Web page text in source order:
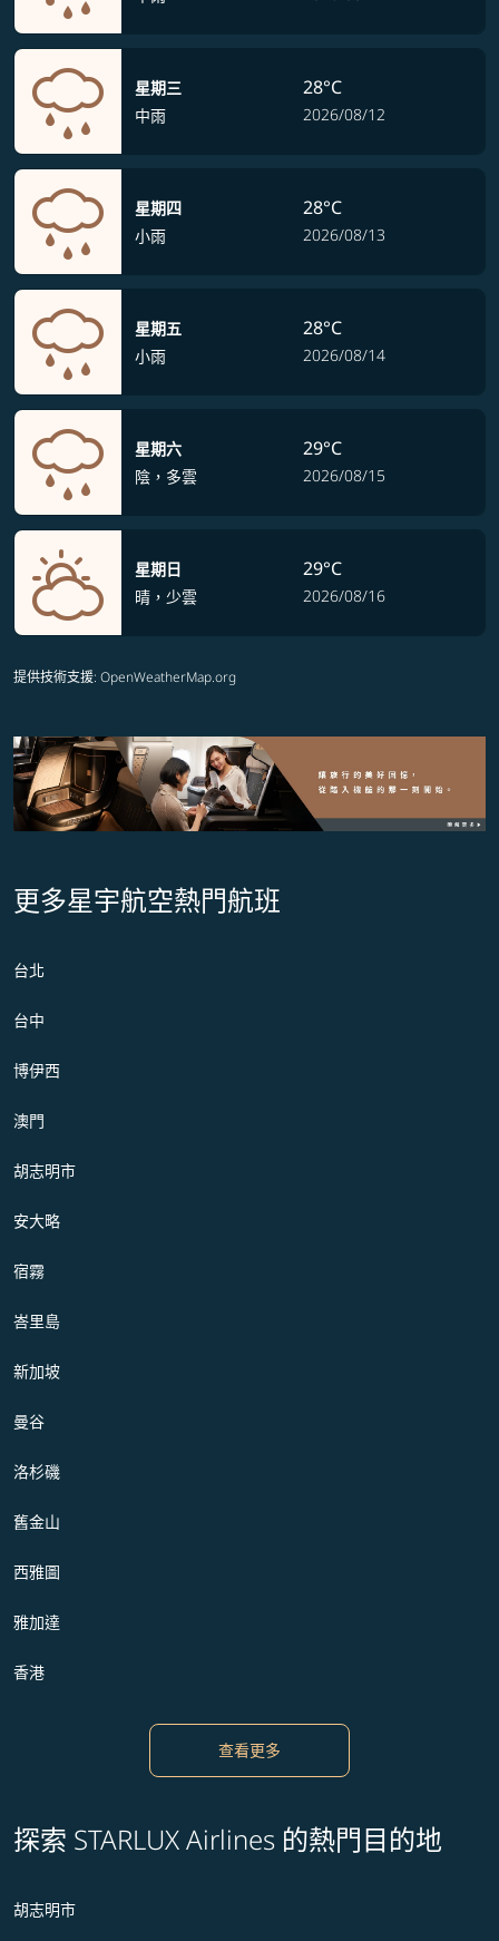
星期三
中雨
28°C
2026/08/12
星期四
小雨
28°C
2026/08/13
星期五
小雨
28°C
2026/08/14
星期六
陰，多雲
29°C
2026/08/15
星期日
晴，少雲
29°C
2026/08/16
提供技術支援: OpenWeatherMap.org
更多星宇航空熱門航班
台北
台中
博伊西
澳門
胡志明市
安大略
宿霧
峇里島
新加坡
曼谷
洛杉磯
舊金山
西雅圖
雅加達
香港
查看更多
探索 STARLUX Airlines 的熱門目的地
胡志明市